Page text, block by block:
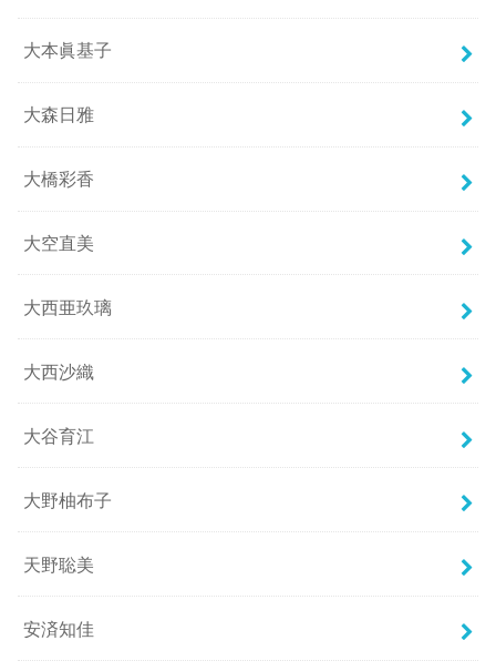
大本眞基子
大森日雅
大橋彩香
大空直美
大西亜玖璃
大西沙織
大谷育江
大野柚布子
天野聡美
安済知佳